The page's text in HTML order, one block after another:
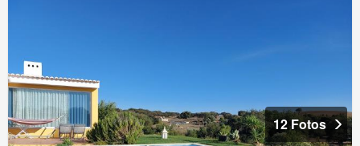
12 Fotos